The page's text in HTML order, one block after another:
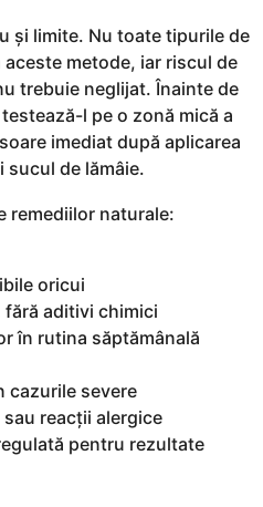
și limite. Nu toate tipurile de
metode, iar riscul de
trebuie neglijat. Înainte de
l pe o zonă mică a
imediat după aplicarea
sucul de lămâie.
remediilor naturale:
oricui
aditivi chimici
în rutina săptămânală
cazurile severe
reacții alergice
pentru rezultate